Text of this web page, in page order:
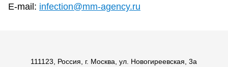
Е-mail: infection@mm-agency.ru
111123, Россия, г. Москва, ул. Новогиреевская, 3а